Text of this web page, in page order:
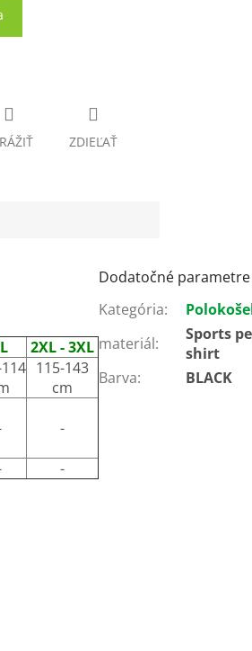
ZDIEĽAŤ
2XL - 3XL
115-143
cm
-
-
Dodatočné parametre
Kategória:
materiál:
Sports
shirt
Barva: BLACK